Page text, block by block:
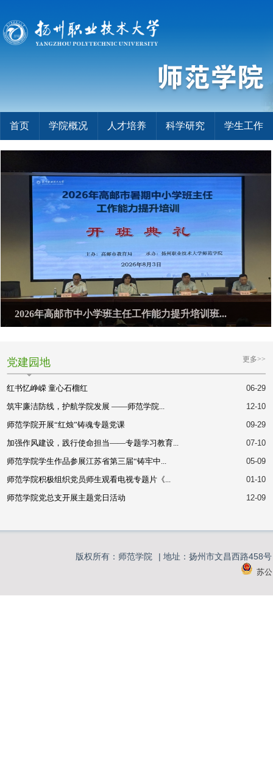
首页 学院概况 人才培养 科学研究 学生工作
2026年高邮市中小学班主任工作能力提升培训班...
党建园地 更多>>
红书忆峥嵘 童心石榴红
06-29
筑牢廉洁防线，护航学院发展 ——师范学院...
12-10
师范学院开展“红烛”铸魂专题党课
09-29
加强作风建设，践行使命担当——专题学习教育...
07-10
师范学院学生作品参展江苏省第三届“铸牢中...
05-09
师范学院积极组织党员师生观看电视专题片《...
01-10
师范学院党总支开展主题党日活动
12-09
版权所有：师范学院 | 地址：扬州市文昌西路458
苏